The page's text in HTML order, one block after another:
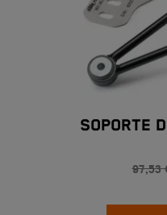
SOPORTE
97,53